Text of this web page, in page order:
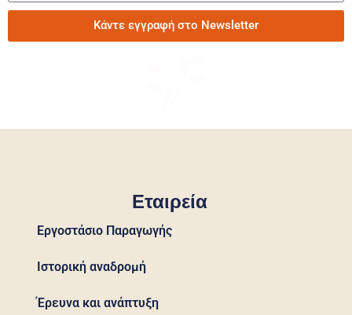
Κάντε εγγραφή στο Newsletter
Εταιρεία
Εργοστάσιο Παραγωγής
Ιστορική αναδρομή
Έρευνα και ανάπτυξη